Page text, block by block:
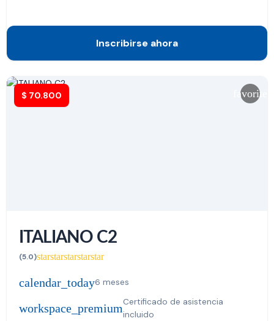
Inscribirse ahora
$ 70.800 favorite
ITALIANO C2
(5.0)starstarstarstarstar
calendar_today6 meses
workspace_premiumCertificado de asistencia
incluido